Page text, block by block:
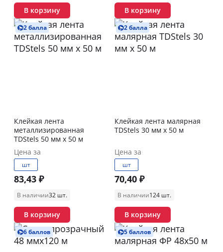
В корзину В корзину
2 балла
Клейкая лента
металлизированная
TDStels 50 мм х 50 м
Цена за
шт
83,43 ₽
В наличии32 шт.
В корзину
2 балла
Клейкая лента малярная
TDStels 30 мм х 50 м
Цена за
шт
70,40 ₽
В наличии124 шт.
В корзину
6 баллов 5 баллов